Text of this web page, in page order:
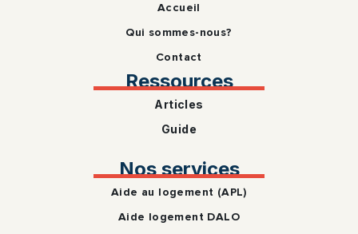
Accueil
Qui sommes-nous?
Contact
Ressources
Articles
Guide
Nos services
Aide au logement (APL)
Aide logement DALO